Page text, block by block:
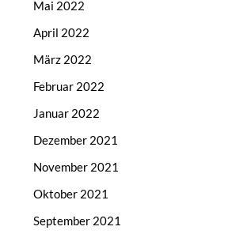
Mai 2022
April 2022
März 2022
Februar 2022
Januar 2022
Dezember 2021
November 2021
Oktober 2021
September 2021